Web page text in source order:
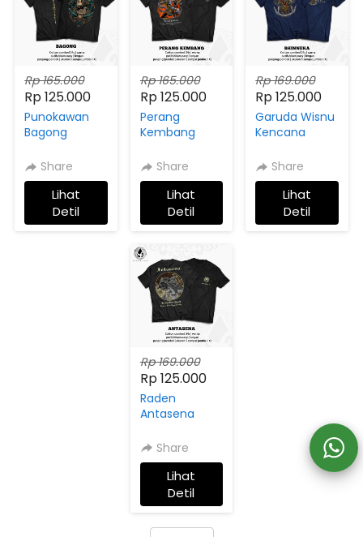
Rp 165.000
Rp 125.000
Punokawan
Bagong
Share
Lihat
Detil
Rp 165.000
Rp 125.000
Perang
Kembang
CakilShare
Lihat
Detil
Rp 169.000
Rp 125.000
Garuda Wisnu
Kencana
Share
Lihat
Detil
Rp 169.000
Rp 125.000
Raden
Antasena
Share
Lihat
Detil